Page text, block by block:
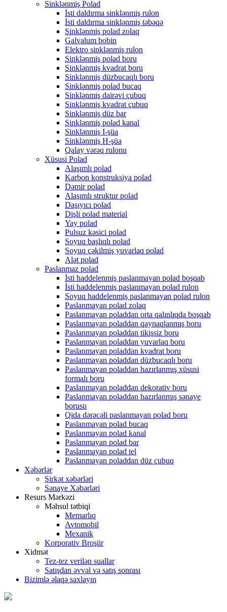
Sinklənmiş Polad
İsti daldırma sinklənmiş rulon
İsti daldırma sinklənmiş təbəqə
Sinklənmiş polad zolaq
Galvalum bobin
Elektro sinklənmiş rulon
Sinklənmiş polad boru
Sinklənmiş kvadrat boru
Sinklənmiş düzbucaqlı boru
Sinklənmiş polad bucaq
Sinklənmiş dairəvi çubuq
Sinklənmiş kvadrat çubuq
Sinklənmiş düz bar
Sinklənmiş polad kanal
Sinklənmiş I-şüa
Sinklənmiş H-şüa
Qalay vərəq rulonu
Xüsusi Polad
Alaşımlı polad
Karbon konstruksiya polad
Dəmir polad
Alaşımlı struktur polad
Daşıyıcı polad
Dişli polad material
Yay polad
Pulsuz kəsici polad
Soyuq başlıqlı polad
Soyuq çəkilmiş yuvarlaq polad
Alət polad
Paslanmaz polad
İsti haddelenmiş paslanmayan polad boşqab
İsti haddelenmiş paslanmayan polad rulon
Soyuq haddelenmiş paslanmayan polad rulon
Paslanmayan polad zolaq
Paslanmayan poladdan orta qalınlıqda boşqab
Paslanmayan poladdan qaynaqlanmış boru
Paslanmayan poladdan tikişsiz boru
Paslanmayan poladdan yuvarlaq boru
Paslanmayan poladdan kvadrat boru
Paslanmayan poladdan düzbucaqlı boru
Paslanmayan poladdan hazırlanmış xüsusi
formalı boru
Paslanmayan poladdan dekorativ boru
Paslanmayan poladdan hazırlanmış sənaye
borusu
Qida dərəcəli paslanmayan polad boru
Paslanmayan polad bucaq
Paslanmayan polad kanal
Paslanmayan polad bar
Paslanmayan polad tel
Paslanmayan poladdan düz çubuq
Xəbərlər
Şirkət xəbərləri
Sənaye Xəbərləri
Resurs Mərkəzi
Məhsul tətbiqi
Memarlıq
Avtomobil
Mexanik
Korporativ Broşür
Xidmət
Tez-tez verilən suallar
Satışdan əvvəl və satış sonrası
Bizimlə əlaqə saxlayın